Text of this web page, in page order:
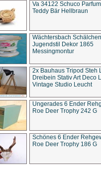
Va 34122 Schuco
Teddy Bär Hellbraun
Wächtersbach Schälchen
Jugendstil Dekor 1865
Messingmontur
2x Bauhaus Tripod Steh
Dreibein Stativ Art Deco
Vintage Studio Leucht
Ungerades 6 Ender
Roe Deer Trophy 242 G
Schönes 6 Ender
Roe Deer Trophy 186 G